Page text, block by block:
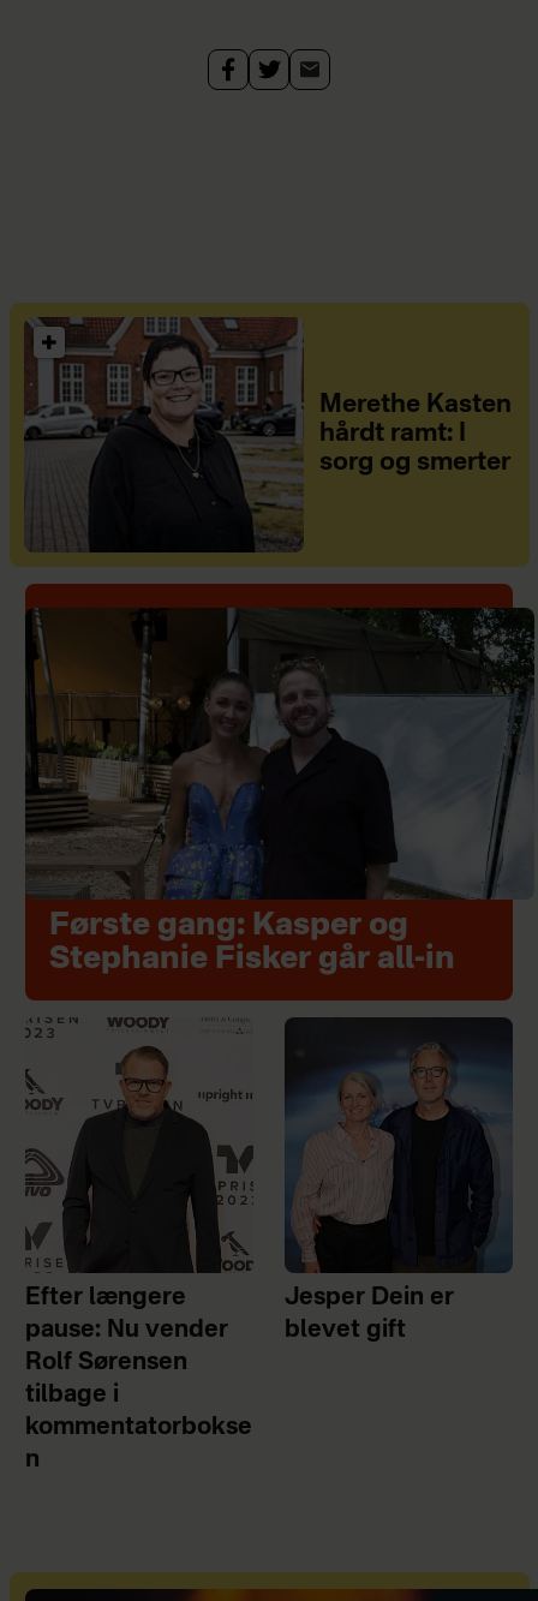
Merethe Kasten
hårdt ramt: I
sorg og smerter
Første gang: Kasper og
Stephanie Fisker går all-in
Efter længere
pause: Nu vender
Rolf Sørensen
tilbage i
kommentatorbokse
n
Jesper Dein er
blevet gift